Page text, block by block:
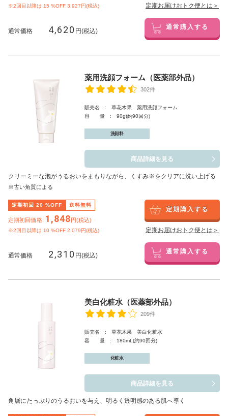
※2回目以降は 15 %OFF 3,927円(税込) 定期お届けおトク便とは＞
通常価格 4,620 円(税込) 通常購入する
薬用洗顔フォーム（医薬部外品）
302件
販売名 : 草花木果 薬用洗顔フォーム
容 量 : 90g(約90回分)
洗顔料
商品詳細を見る
クリーミーな泡がうるおいをまもりながら、くすみ※をクリアに洗い上げる
※古い角質による
定期初回 20 %OFF 送料無料
定期初回価格: 1,848円(税込)
※2回目以降は 10 %OFF 2,079円(税込)
定期購入する
定期お届けおトク便とは＞
通常価格 2,310 円(税込) 通常購入する
美白化粧水（医薬部外品）
209件
販売名 : 草花木果 美白化粧水
容 量 : 180mL(約90回分)
化粧水
商品詳細を見る
角層にたっぷりのうるおいを与え、明るく透明感のある肌へ導く